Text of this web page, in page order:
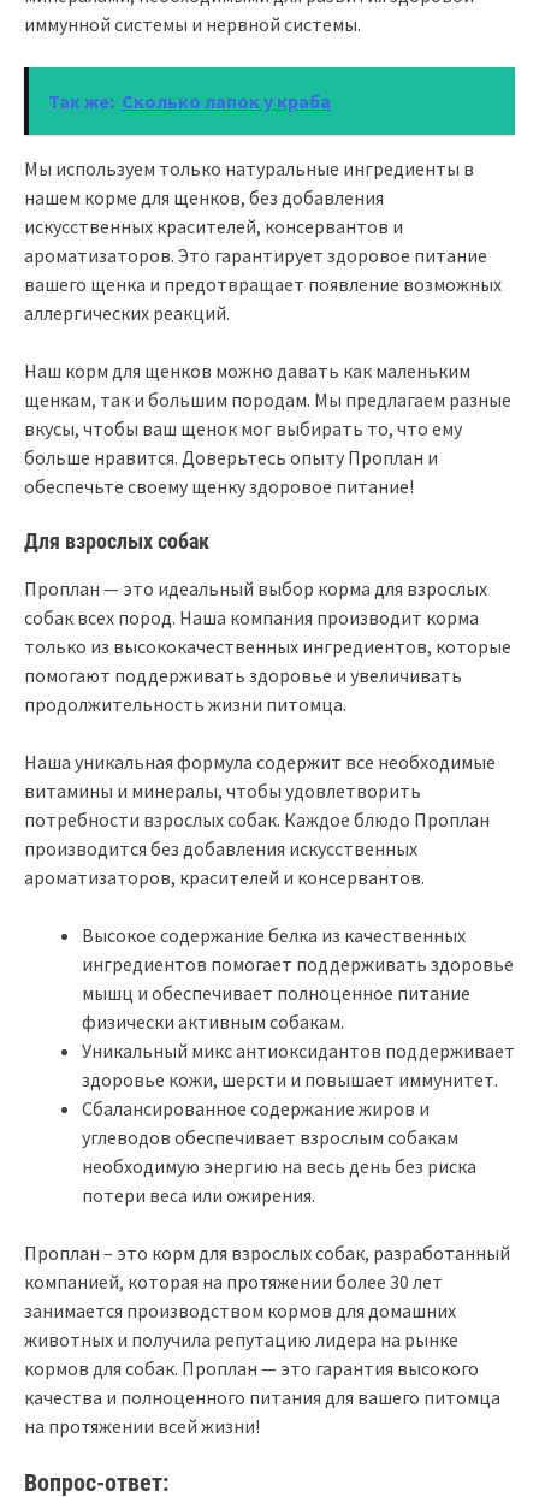
иммунной системы и нервной системы.
Так же: Сколько лапок у краба
Мы используем только натуральные ингредиенты в
нашем корме для щенков, без добавления
искусственных красителей, консервантов и
ароматизаторов. Это гарантирует здоровое питание
вашего щенка и предотвращает появление возможных
аллергических реакций.
Наш корм для щенков можно давать как маленьким
щенкам, так и большим породам. Мы предлагаем разные
вкусы, чтобы ваш щенок мог выбирать то, что ему
больше нравится. Доверьтесь опыту Проплан и
обеспечьте своему щенку здоровое питание!
Для взрослых собак
Проплан — это идеальный выбор корма для взрослых
собак всех пород. Наша компания производит корма
только из высококачественных ингредиентов, которые
помогают поддерживать здоровье и увеличивать
продолжительность жизни питомца.
Наша уникальная формула содержит все необходимые
витамины и минералы, чтобы удовлетворить
потребности взрослых собак. Каждое блюдо Проплан
производится без добавления искусственных
ароматизаторов, красителей и консервантов.
Высокое содержание белка из качественных
ингредиентов помогает поддерживать здоровье
мышц и обеспечивает полноценное питание
физически активным собакам.
Уникальный микс антиоксидантов поддерживает
здоровье кожи, шерсти и повышает иммунитет.
Сбалансированное содержание жиров и
углеводов обеспечивает взрослым собакам
необходимую энергию на весь день без риска
потери веса или ожирения.
Проплан – это корм для взрослых собак, разработанный
компанией, которая на протяжении более 30 лет
занимается производством кормов для домашних
животных и получила репутацию лидера на рынке
кормов для собак. Проплан — это гарантия высокого
качества и полноценного питания для вашего питомца
на протяжении всей жизни!
Вопрос-ответ: